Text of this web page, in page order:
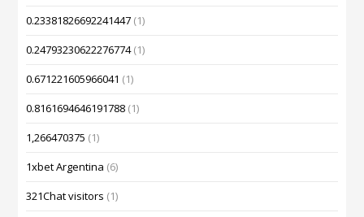
0.23381826692241447 (1)
0.24793230622276774(1)
0.671221605966041 (1)
0.8161694646191788 (1)
1,266470375 (1)
1xbet Argentina (6)
321Chat visitors (1)